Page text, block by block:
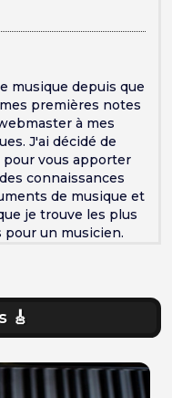
musique depuis que
premières notes
à mes
J'ai décidé de
vous apporter
connaissances
de musique et
je trouve les plus
un musicien.
🎸